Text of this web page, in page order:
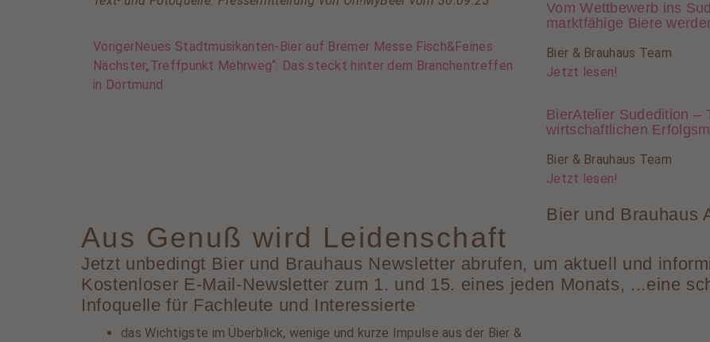
VorigerNeues Stadtmusikanten-Bier auf Bremer Messe Fisch&Feines
Nächster„Treffpunkt Mehrweg“: Das steckt hinter dem Branchentreffen
in Dortmund
Vom Wettbewerb ins
marktfähige Biere
Bier & Brauhaus Team
Jetzt lesen!
BierAtelier Sudedition –
wirtschaftlichen
Bier & Brauhaus Team
Jetzt lesen!
Bier und Brauhaus
Aus Genuß wird Leidenschaft
Jetzt unbedingt Bier und Brauhaus Newsletter abrufen, um aktuell und
Kostenloser E-Mail-Newsletter zum 1. und 15. eines jeden Monats, ...eine
Infoquelle für Fachleute und Interessierte
das Wichtigste im Überblick, wenige und kurze Impulse aus der Bier &